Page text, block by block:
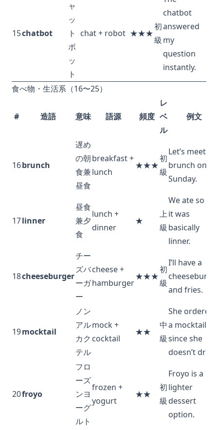
15chatbot
ャ
ッ
ト
ボ
ッ
ト
chat + robot ★★★
初
級
chatbot
answered
my
question
instantly.
食べ物・生活系（16〜25）
# 造語 意味 語源 頻度
レ
ベ
ル
例文
16brunch
遅め
の朝
食兼
昼食
breakfast +
lunch
★★★
初
級
Let’s meet
brunch on
Sunday.
17linner
昼食
兼夕
食
lunch +
dinner
★
上
級
We ate so
it was
basically
linner.
18cheeseburger
チー
ズバ
ーガ
ー
cheese +
hamburger
★★★
初
級
I’ll have a
and fries.
19mocktail
ノン
アル
カク
テル
mock +
cocktail
★★
中
級
She ordered
a mocktail
since she
doesn’t
20froyo
フロ
ーズ
ンヨ
ーグ
ルト
frozen +
yogurt
★★
初
級
Froyo is a
lighter
dessert
option.